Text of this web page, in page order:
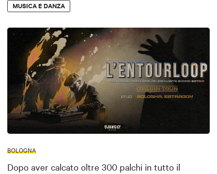
MUSICA E DANZA
BOLOGNA
Dopo aver calcato oltre 300 palchi in tutto il